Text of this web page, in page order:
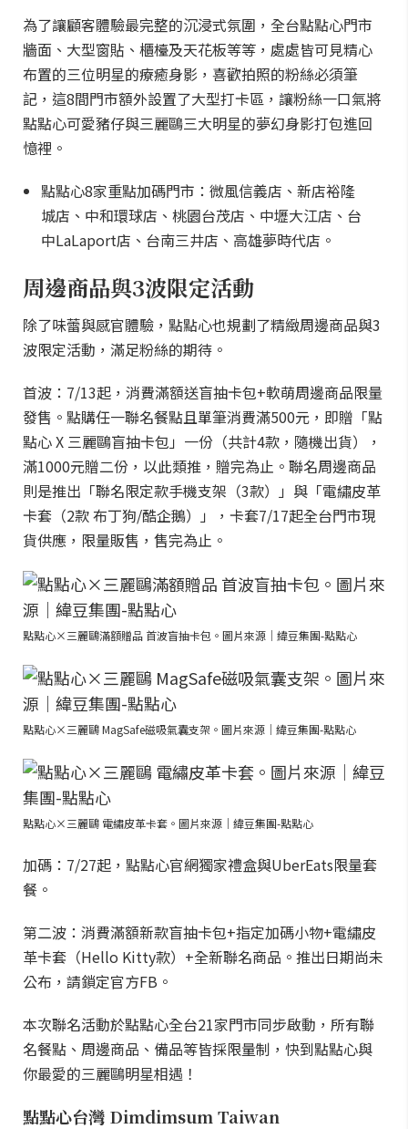
為了讓顧客體驗最完整的沉浸式氛圍，全台點點心門市
牆面、大型窗貼、櫃檯及天花板等等，處處皆可見精心
布置的三位明星的療癒身影，喜歡拍照的粉絲必須筆
記，這8間門市額外設置了大型打卡區，讓粉絲一口氣將
點點心可愛豬仔與三麗鷗三大明星的夢幻身影打包進回
憶裡。
點點心8家重點加碼門市：微風信義店、新店裕隆
城店、中和環球店、桃園台茂店、中壢大江店、台
中LaLaport店、台南三井店、高雄夢時代店。
周邊商品與3波限定活動
除了味蕾與感官體驗，點點心也規劃了精緻周邊商品與3
波限定活動，滿足粉絲的期待。
首波：7/13起，消費滿額送盲抽卡包+軟萌周邊商品限量
發售。點購任一聯名餐點且單筆消費滿500元，即贈「點
點心 X 三麗鷗盲抽卡包」一份（共計4款，隨機出貨），
滿1000元贈二份，以此類推，贈完為止。聯名周邊商品
則是推出「聯名限定款手機支架（3款）」與「電繡皮革
卡套（2款 布丁狗/酷企鵝）」，卡套7/17起全台門市現
貨供應，限量販售，售完為止。
點點心×三麗鷗滿額贈品 首波盲抽卡包。圖片來源｜緯豆集團-點點心
點點心×三麗鷗 MagSafe磁吸氣囊支架。圖片來源｜緯豆集團-點點心
點點心×三麗鷗 電繡皮革卡套。圖片來源｜緯豆集團-點點心
加碼：7/27起，點點心官網獨家禮盒與UberEats限量套
餐。
第二波：消費滿額新款盲抽卡包+指定加碼小物+電繡皮
革卡套（Hello Kitty款）+全新聯名商品。推出日期尚未
公布，請鎖定官方FB。
本次聯名活動於點點心全台21家門市同步啟動，所有聯
名餐點、周邊商品、備品等皆採限量制，快到點點心與
你最愛的三麗鷗明星相遇！
點點心台灣 Dimdimsum Taiwan